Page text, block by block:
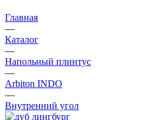
Главная
—
Каталог
—
Напольный плинтус
—
Arbiton INDO
—
Внутренний угол